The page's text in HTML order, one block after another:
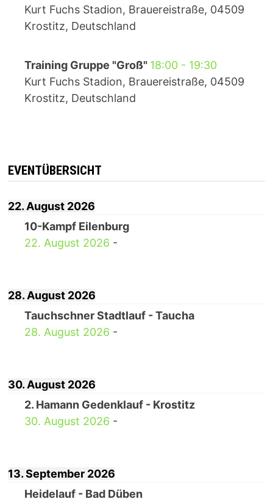
Kurt Fuchs Stadion, Brauereistraße, 04509
Krostitz, Deutschland
Training Gruppe "Groß" 18:00- 19:30
Kurt Fuchs Stadion, Brauereistraße, 04509
Krostitz, Deutschland
EVENTÜBERSICHT
22. August 2026
10-Kampf Eilenburg
22. August 2026 -
28. August 2026
Tauchschner Stadtlauf - Taucha
28. August 2026 -
30. August 2026
2. Hamann Gedenklauf - Krostitz
30. August 2026 -
13. September 2026
Heidelauf - Bad Düben